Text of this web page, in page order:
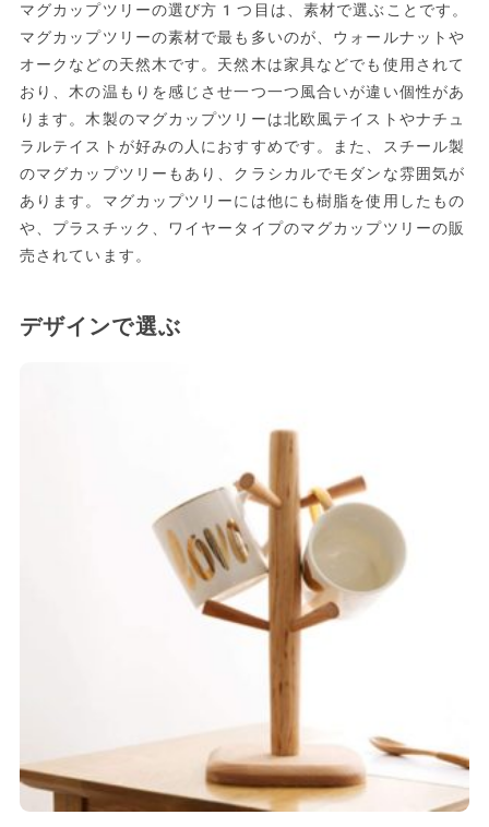
マグカップツリーの選び方1つ目は、素材で選ぶことです。
マグカップツリーの素材で最も多いのが、ウォールナットや
オークなどの天然木です。天然木は家具などでも使用されて
おり、木の温もりを感じさせ一つ一つ風合いが違い個性があ
ります。木製のマグカップツリーは北欧風テイストやナチュ
ラルテイストが好みの人におすすめです。また、スチール製
のマグカップツリーもあり、クラシカルでモダンな雰囲気が
あります。マグカップツリーには他にも樹脂を使用したもの
や、プラスチック、ワイヤータイプのマグカップツリーの販
売されています。
デザインで選ぶ